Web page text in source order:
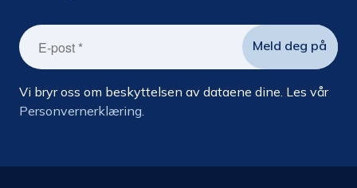
Vi bryr oss om beskyttelsen av dataene dine. Les vår
Personvernerklæring.